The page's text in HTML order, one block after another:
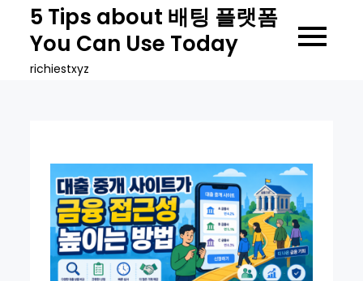
content
5 Tips about 배팅 플랫폼
You Can Use Today
richiestxyz